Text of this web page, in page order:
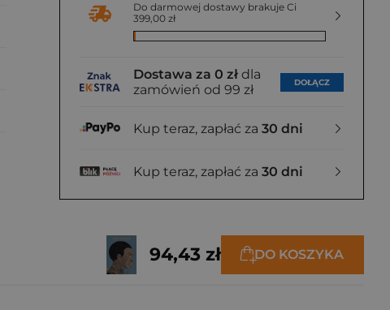
Do darmowej dostawy brakuje Ci
399,00 zł
Dostawa za 0 zł dla
zamówień od 99 zł
DOŁĄCZ
Kup teraz, zapłać za 30 dni
Kup teraz, zapłać za 30 dni
94,43 zł DO KOSZYKA